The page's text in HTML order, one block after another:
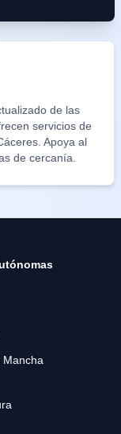
de las
servicios de
. Apoya al
de cercanía.
Mancha